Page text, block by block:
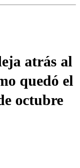
atrás al
quedó el
octubre